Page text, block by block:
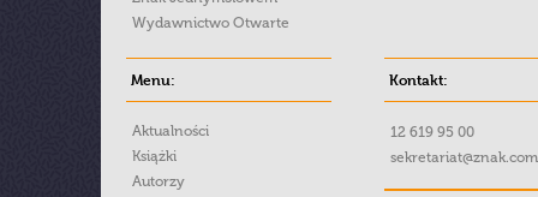
Wydawnictwo Otwarte
Menu:
Aktualności
Książki
Autorzy
Kontakt:
12 619 95 00